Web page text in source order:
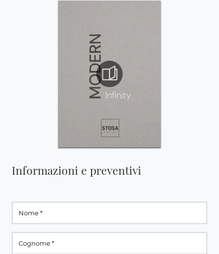
Informazioni e preventivi